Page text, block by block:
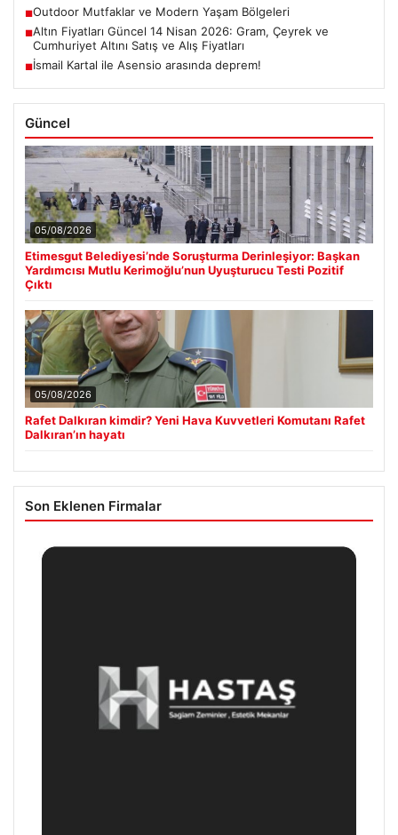
■Outdoor Mutfaklar ve Modern Yaşam Bölgeleri
■Altın Fiyatları Güncel 14 Nisan 2026: Gram, Çeyrek ve
Cumhuriyet Altını Satış ve Alış Fiyatları
■İsmail Kartal ile Asensio arasında deprem!
Güncel
05/08/2026
Etimesgut Belediyesi’nde Soruşturma Derinleşiyor: Başkan
Yardımcısı Mutlu Kerimoğlu’nun Uyuşturucu Testi Pozitif
Çıktı
05/08/2026
Rafet Dalkıran kimdir? Yeni Hava Kuvvetleri Komutanı Rafet
Dalkıran’ın hayatı
Son Eklenen Firmalar